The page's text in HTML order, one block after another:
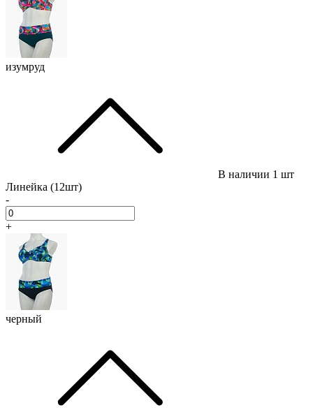
изумруд
В наличии 1 шт
Линейка (12шт)
-
+
черный